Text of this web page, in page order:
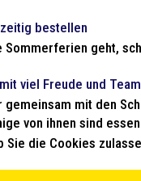
bestellen
Sommerferien geht,
viel Freude und
mit den
von ihnen sind
die Cookies